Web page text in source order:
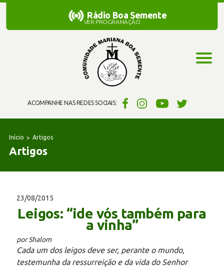
ACOMPANHE NAS REDES SOCIAIS:
Rádio Boa Semente
Rádio Boa Semente
VER PROGRAMAÇÃO
Início Artigos
Artigos
23/08/2015
Leigos: “ide vós também para
a vinha”
por Shalom
Cada um dos leigos deve ser, perante o mundo,
testemunha da ressurreição e da vida do Senhor